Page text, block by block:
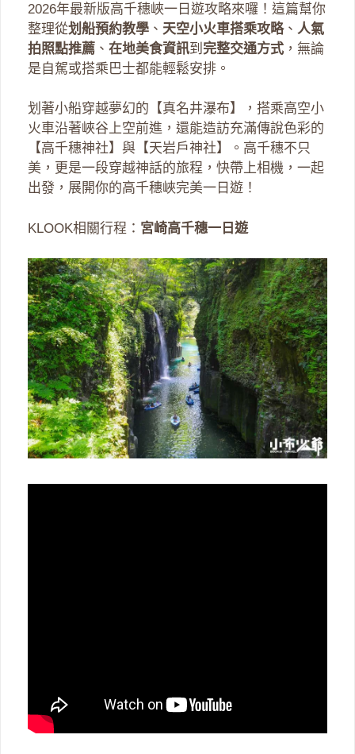
2026年最新版高千穗峽一日遊攻略來囉！這篇幫你
整理從划船預約教學 、 天空小火車搭乘攻略、 人氣
拍照點推薦 、 在地美食資訊到 完整交通方式 ，無論
是自駕或搭乘巴士都能輕鬆安排。
划著小船穿越夢幻的【真名井瀑布】，搭乘高空小
火車沿著峽谷上空前進，還能造訪充滿傳說色彩的
【高千穗神社】與【天岩戶神社】。高千穗不只
美，更是一段穿越神話的旅程，快帶上相機，一起
出發，展開你的高千穗峽完美一日遊！
KLOOK相關行程： 宮崎高千穗一日遊